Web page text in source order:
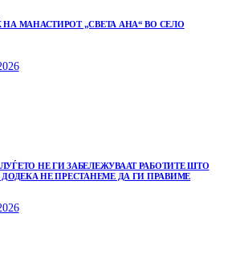
МАНАСТИРОТ „СВЕТА АНА“ ВО СЕЛО
НЕ ГИ ЗАБЕЛЕЖУВААТ РАБОТИТЕ ШТО
НЕ ПРЕСТАНЕМЕ ДА ГИ ПРАВИМЕ